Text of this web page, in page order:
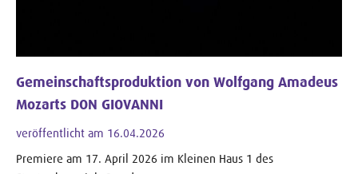
Gemeinschaftsproduktion von Wolfgang Amadeus
Mozarts DON GIOVANNI
veröffentlicht am 16.04.2026
Premiere am 17. April 2026 im Kleinen Haus 1 des